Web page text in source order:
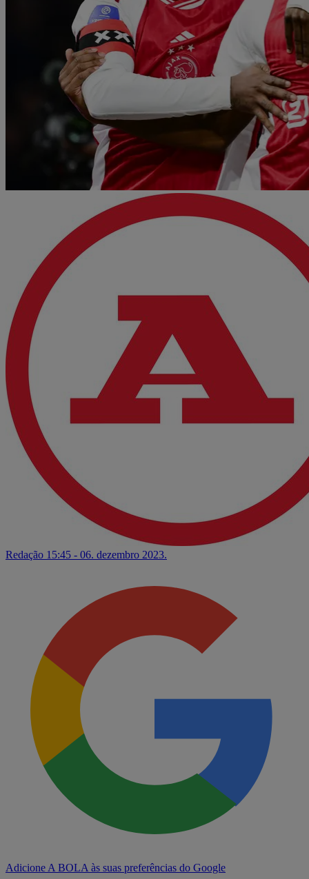
Redação 15:45 - 06. dezembro 2023.
Adicione A BOLA às suas preferências do Google